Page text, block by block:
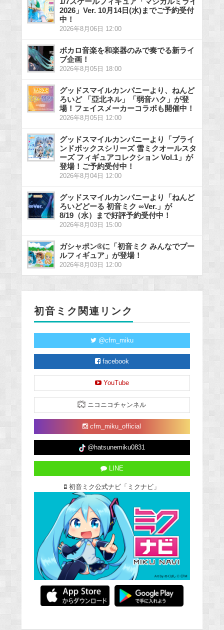
2026」Ver. 10月14日(水)までご予約受付
中！
2026年8月06日 12:00
ボカロ音楽を和楽器のみで奏でる新ライ
ブ企画！
2026年8月05日 18:00
グッドスマイルカンパニーより、ねんど
ろいど 「亞北ネル」「弱音ハク」が登
場！フェイスメーカーコラボも開催中！
2026年8月05日 12:00
グッドスマイルカンパニーより「ブライ
ンドボックスシリーズ 雪ミクオールスタ
ーズ フィギュアコレクション Vol.1」が
登場！ご予約受付中！
2026年8月04日 12:00
グッドスマイルカンパニーより「ねんど
ろいどどーる 初音ミク ∞Ver.」が
8/19（水）まで好評予約受付中！
2026年8月03日 15:00
ガシャポン®に「初音ミク みんなでプー
ルフィギュア」が登場！
2026年8月03日 12:00
初音ミク関連リンク
@cfm_miku
facebook
YouTube
ニコニコチャンネル
cfm_miku_official
@hatsunemiku0831
LINE
初音ミク公式ナビ「ミクナビ」